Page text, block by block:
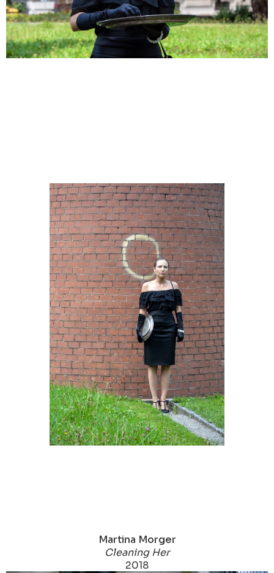
Martina Morger
Alles Hat Ein Ende
2018
Martina Morger
Cleaning Her
2018